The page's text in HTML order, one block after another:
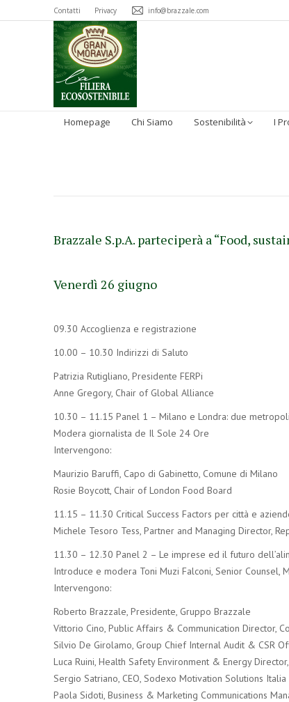
Contatti Privacy info@brazzale.com
Homepage Chi Siamo Sostenibilità I
Brazzale S.p.A. parteciperà a “Food,
Venerdì 26 giugno
09.30 Accoglienza e registrazione
10.00 – 10.30 Indirizzi di Saluto
Patrizia Rutigliano, Presidente FERPi
Anne Gregory, Chair of Global Alliance
10.30 – 11.15 Panel 1 – Milano e Londra: due
Modera giornalista de Il Sole 24 Ore
Intervengono:
Maurizio Baruffi, Capo di Gabinetto, Comune di Milano
Rosie Boycott, Chair of London Food Board
11.15 – 11.30 Critical Success Factors per città e
Michele Tesoro Tess, Partner and Managing Director,
11.30 – 12.30 Panel 2 – Le imprese ed il futuro
Introduce e modera Toni Muzi Falconi, Senior Counsel,
Intervengono:
Roberto Brazzale, Presidente, Gruppo Brazzale
Vittorio Cino, Public Affairs & Communication Director,
Silvio De Girolamo, Group Chief Internal Audit & CSR
Luca Ruini, Health Safety Environment & Energy
Sergio Satriano, CEO, Sodexo Motivation Solutions Italia
Paola Sidoti, Business & Marketing Communications